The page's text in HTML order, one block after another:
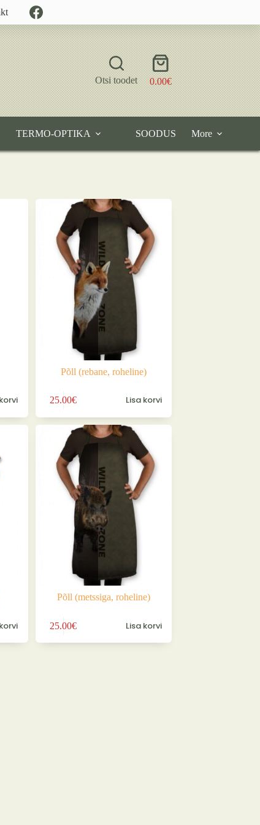
Otsi toodet
Shopping
cart
0.00€
TERMO-OPTIKA SOODUS More
Põll (rebane, roheline)
25.00€ Lisa korvi
Põll (metssiga, roheline)
25.00€ Lisa korvi